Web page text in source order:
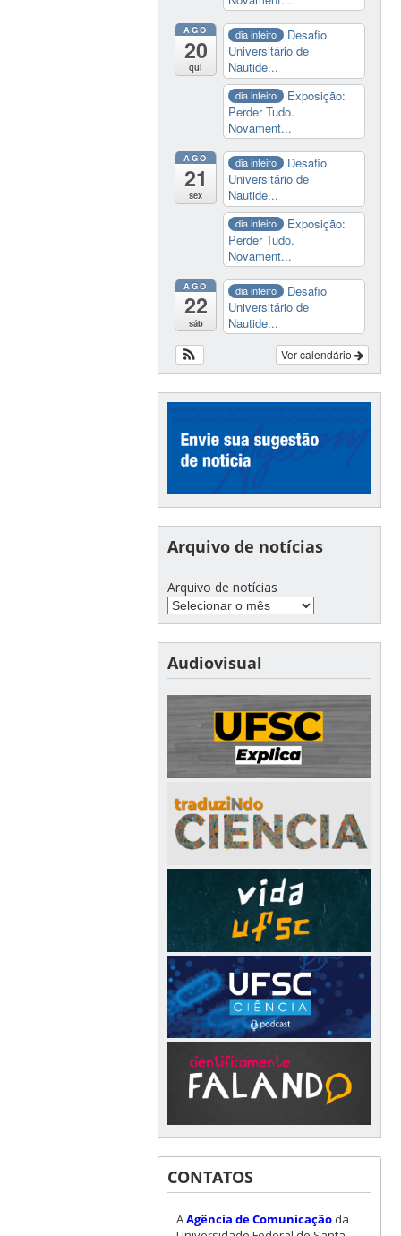
AGO
20
qui
dia inteiro
Desafio
Universitário de
Nautide...
dia inteiro
Exposição:
Perder Tudo.
Novament...
AGO
21
sex
dia inteiro
Desafio
Universitário de
Nautide...
dia inteiro
Exposição:
Perder Tudo.
Novament...
AGO
22
sáb
dia inteiro
Desafio
Universitário de
Nautide...
Ver calendário
Arquivo de notícias
Arquivo de notícias
Audiovisual
CONTATOS
AAgência de Comunicaçãoda